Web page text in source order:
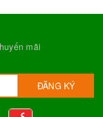
mãi
ĐĂNG KÝ